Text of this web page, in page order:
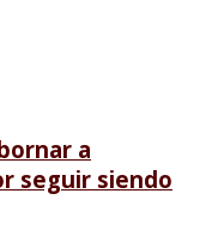
a
seguir siendo